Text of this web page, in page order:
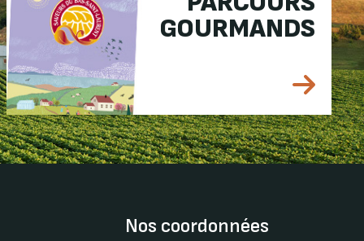
GOURMANDS
Nos coordonnées